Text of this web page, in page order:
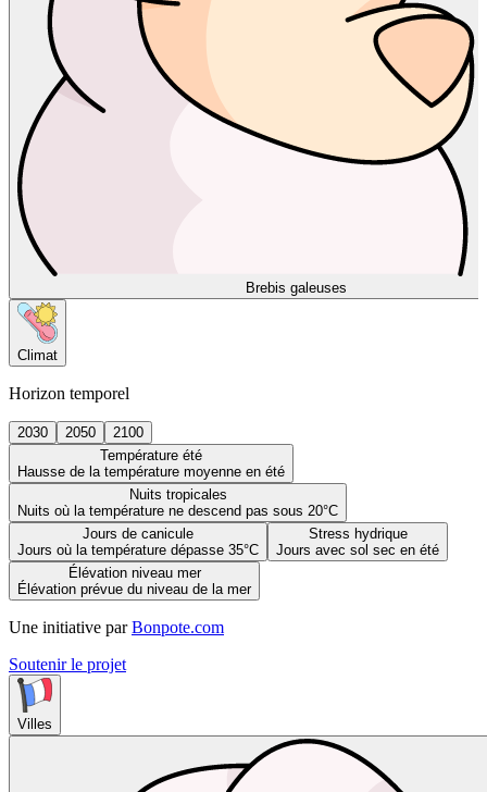
Brebis galeuses
Climat
Horizon temporel
2030 2050
2100
Température été
Hausse de la température moyenne en été
Nuits tropicales
Nuits où la température ne descend pas sous 20°C
Jours de canicule
Jours où la température dépasse 35°C
Stress hydrique
Jours avec sol sec en été
Élévation niveau mer
Élévation prévue du niveau de la mer
Une initiative par Bonpote.com
Soutenir le projet
Villes